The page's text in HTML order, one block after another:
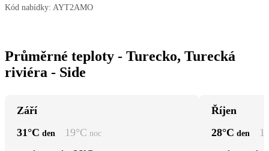
Kód nabídky: AYT2AMO
Průměrné teploty - Turecko, Turecká
riviéra - Side
Září
31°C den 19°C noc
Říjen
28°C den